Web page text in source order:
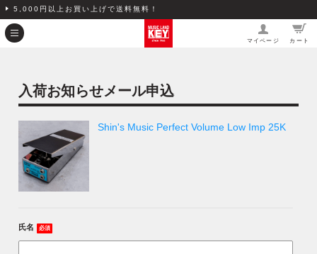
5,000円以上お買い上げで送料無料！
マイページ カート
入荷お知らせメール申込
Shin's Music Perfect Volume Low Imp 25K
氏名 必須